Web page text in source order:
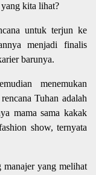
kita lihat?
untuk terjun ke
menjadi finalis
barunya.
menemukan
Tuhan adalah
mama sama kakak
show, ternyata
manajer yang melihat